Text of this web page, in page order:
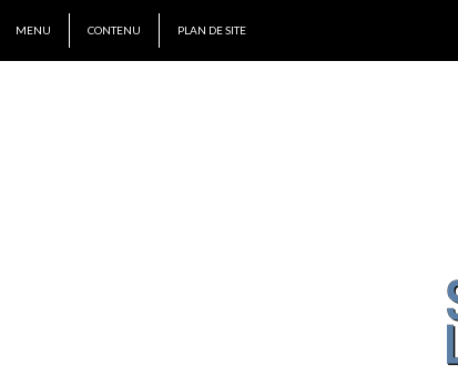
MENU CONTENU PLAN DE SITE